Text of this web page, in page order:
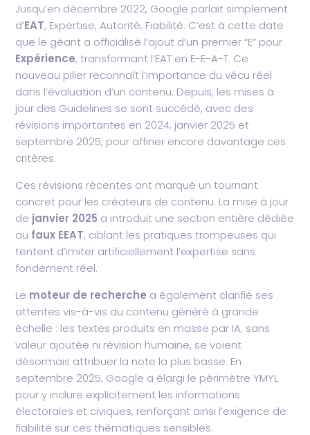
Jusqu’en décembre 2022, Google parlait simplement
d’EAT, Expertise, Autorité, Fiabilité. C’est à cette date
que le géant a officialisé l’ajout d’un premier “E” pour
Expérience, transformant l’EAT en E-E-A-T. Ce
nouveau pilier reconnaît l’importance du vécu réel
dans l’évaluation d’un contenu. Depuis, les mises à
jour des Guidelines se sont succédé, avec des
révisions importantes en 2024, janvier 2025 et
septembre 2025, pour affiner encore davantage ces
critères.
Ces révisions récentes ont marqué un tournant
concret pour les créateurs de contenu. La mise à jour
de janvier 2025 a introduit une section entière dédiée
au faux EEAT, ciblant les pratiques trompeuses qui
tentent d’imiter artificiellement l’expertise sans
fondement réel.
Le moteur de recherche a également clarifié ses
attentes vis-à-vis du contenu généré à grande
échelle : les textes produits en masse par IA, sans
valeur ajoutée ni révision humaine, se voient
désormais attribuer la note la plus basse. En
septembre 2025, Google a élargi le périmètre YMYL
pour y inclure explicitement les informations
électorales et civiques, renforçant ainsi l’exigence de
fiabilité sur ces thématiques sensibles.